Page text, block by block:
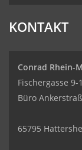
KONTAKT
Conrad Rhein-
Fischergasse 9-
Büro
65795